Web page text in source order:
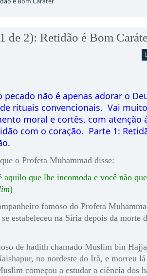
de 2): Retidão é Bom
não é apenas adorar o
rituais convencionais. Vai muito
moral e cortês, com atenção
com o coração. Parte 1:
o Profeta Muhammad disse:
aquilo que lhe incomoda e você não
)
famoso do Profeta
estabeleceu na Síria depois da morte
de hadith chamado Muslim bin
no nordeste do Irã, e morreu
começou a estudar a ciência dos